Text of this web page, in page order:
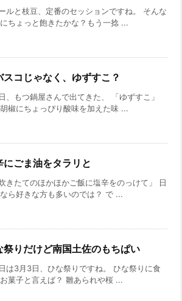
ルと枝豆、定番のセッションですね。 そんな
ちょっと飽きたかな？もう一捻 ...
スコじゃなく、ゆずすこ？
、もつ鍋屋さんで出てきた、 「ゆずすこ」
椒にちょっぴり酸味を加えた味 ...
にごま油をタラリと
炊きたてのほかほかご飯に塩辛をのっけて」 日
ら好きな方も多いのでは？ で ...
祭りだけど南国土佐のもちぱい
は3月3日、ひな祭りですね。 ひな祭りに食
菓子と言えば？ 雛あられや桜 ...